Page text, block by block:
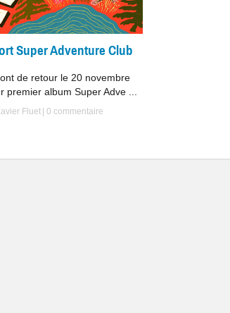
Super Adventure Club
de retour le 20 novembre
premier album Super Adve ...
Fluet 0 commentaire